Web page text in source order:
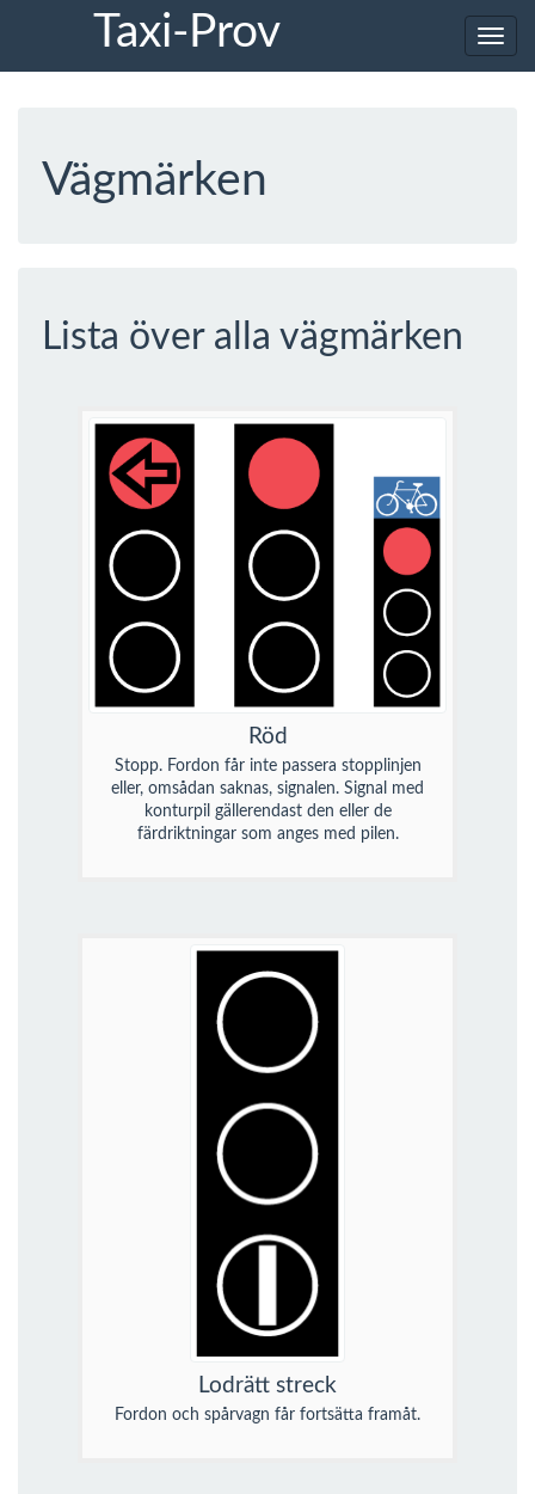
Taxi-Prov
Vägmärken
Lista över alla vägmärken
Röd
Stopp. Fordon får inte passera stopplinjen
eller, omsådan saknas, signalen. Signal med
konturpil gällerendast den eller de
färdriktningar som anges med pilen.
Lodrätt streck
Fordon och spårvagn får fortsätta framåt.